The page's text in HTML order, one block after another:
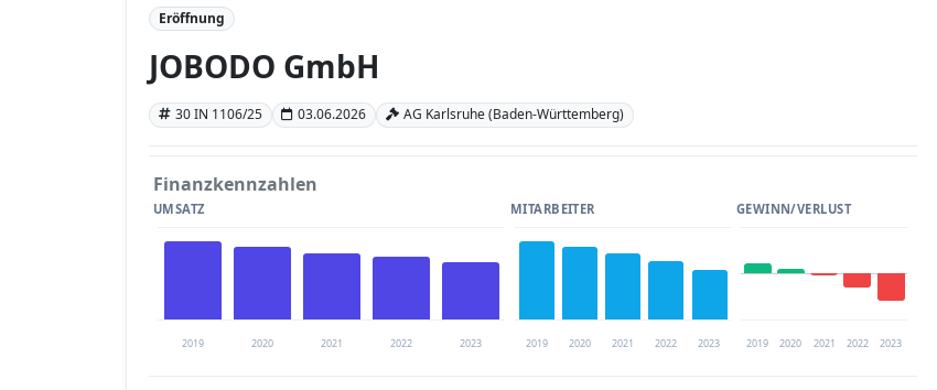
Eröffnung
JOBODO GmbH
30 IN 1106/25 03.06.2026 AG Karlsruhe (Baden-Württemberg)
Finanzkennzahlen
UMSATZ
2019 2020 2021 2022 2023
MITARBEITER
2019 2020 2021 2022 2023
GEWINN/VERLUST
2019 2020 2021 2022 2023